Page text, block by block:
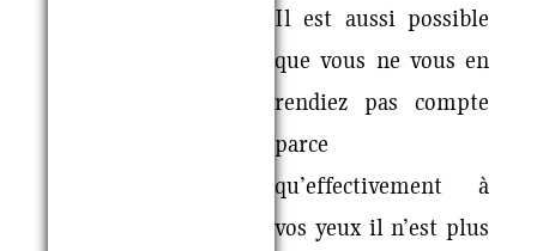
Il est aussi possible
que vous ne vous en
rendiez pas compte
parce
qu’effectivement à
vos yeux il n’est plus